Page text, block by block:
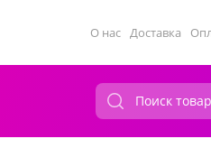
О нас Доставка